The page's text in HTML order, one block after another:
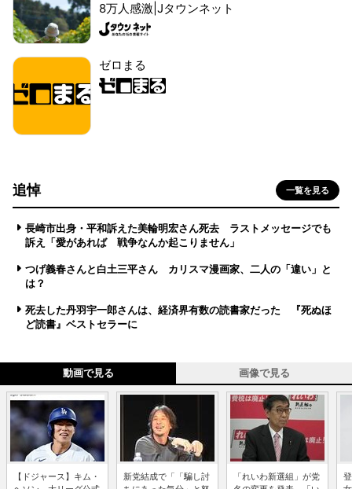
8万人感激|Jタウンネット
ゼロまる
追悼 一覧を見る
長崎市出身・平和訴えた美輪明宏さん死去 ラストメッセージでも
訴え「愛があれば 戦争なんか起こりません」
つげ義春さんと白土三平さん カリスマ漫画家、二人の「違い」と
は？
死去した丹羽宇一郎さんは、経済界有数の読書家だった 『死ぬほ
ど読書』ベストセラーに
動画で見る 画像で見る
【ドジャース】キム・
新党結成で「「騙し討
「れいわ新選組」が党